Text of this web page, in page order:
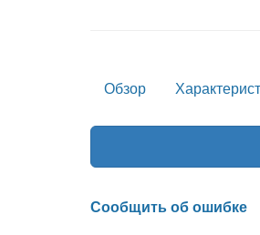
Обзор
Сообщить об ошибке